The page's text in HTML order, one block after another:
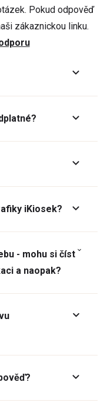
Pokud odpověď
zákaznickou linku.
iKiosek?
- mohu si číst
a naopak?